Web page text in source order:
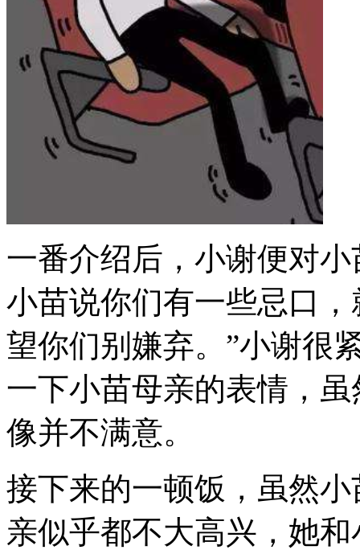
一番介绍后，小谢便对
小苗说你们有一些忌口
望你们别嫌弃。”小谢很
一下小苗母亲的表情，
像并不满意。
接下来的一顿饭，虽然
亲似乎都不大高兴，她